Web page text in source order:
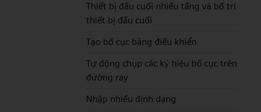
Thiết bị đầu cuối nhiều tầng và bố trí
thiết bị đầu cuối
Tạo bố cục bảng điều khiển
Tự động chụp các ký hiệu bố cục trên
đường ray
Nhập nhiều định dạng